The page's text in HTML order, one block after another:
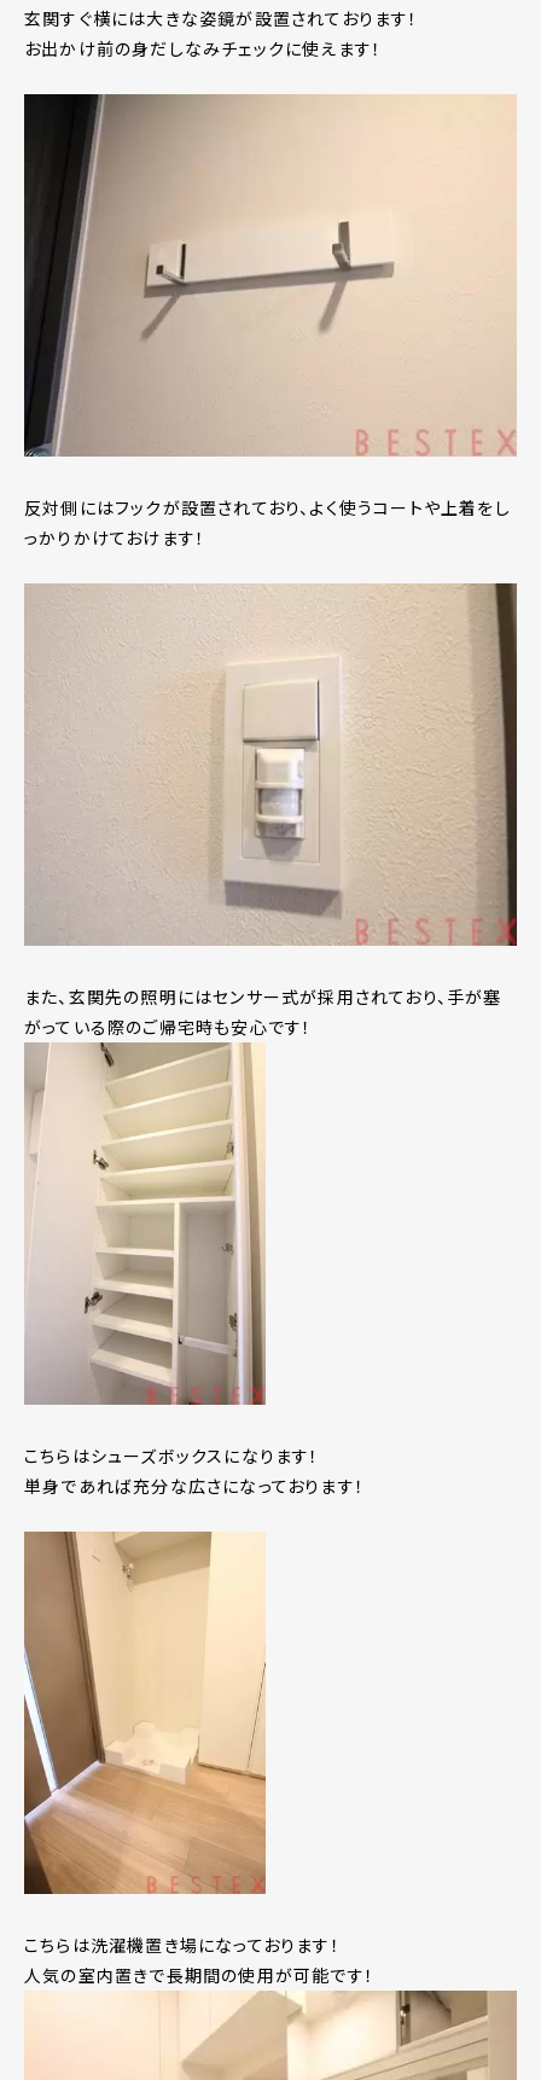
玄関すぐ横には大きな姿鏡が設置されております！
お出かけ前の身だしなみチェックに使えます！
反対側にはフックが設置されており、よく使うコートや上着をし
っかりかけておけます！
また、玄関先の照明にはセンサー式が採用されており、手が塞
がっている際のご帰宅時も安心です！
こちらはシューズボックスになります！
単身であれば充分な広さになっております！
こちらは洗濯機置き場になっております！
人気の室内置きで長期間の使用が可能です！